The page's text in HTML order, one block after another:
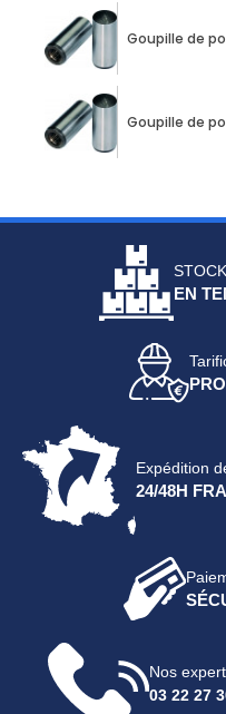
Goupille de
Goupille de
STOCK
EN
PRO
Expédition
24/48H
Nos
03 22 27